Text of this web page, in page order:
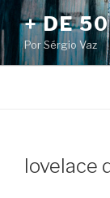
Pular
para
o
conteúdo
+ DE
Por Sérgio Vaz
lovelace